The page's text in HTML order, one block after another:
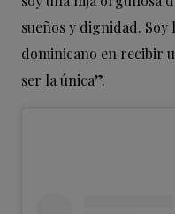
sueños y dignidad.
dominicano en recibir
ser la única”.